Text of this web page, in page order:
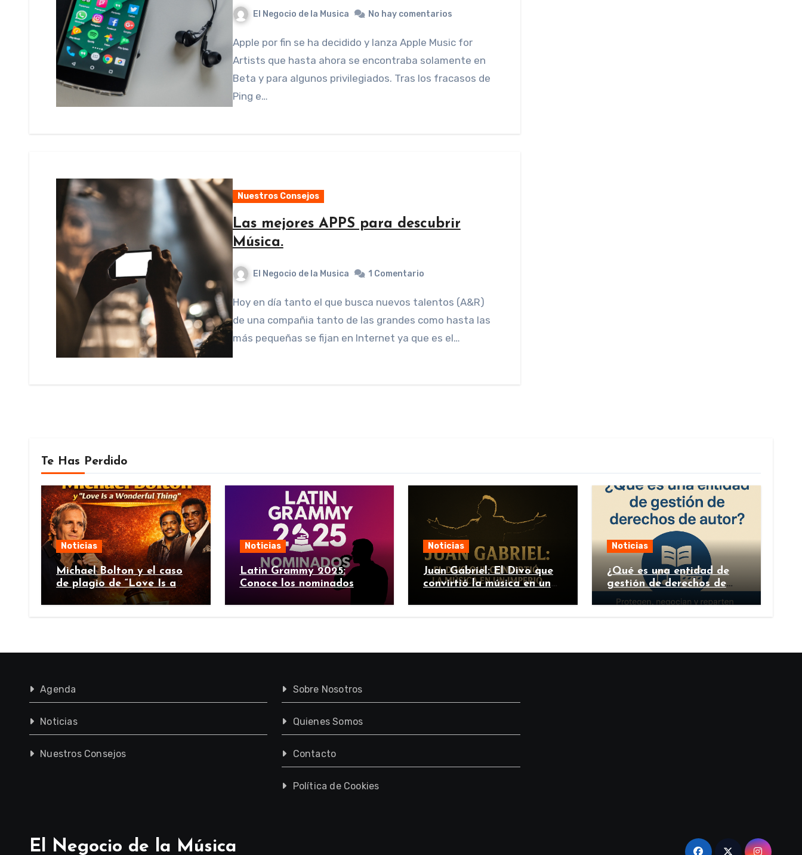
El Negocio de la Musica No hay comentarios
Apple por fin se ha decidido y lanza Apple Music for
Artists que hasta ahora se encontraba solamente en
Beta y para algunos privilegiados. Tras los fracasos de
Ping e…
Nuestros Consejos
Las mejores APPS para descubrir
Música.
El Negocio de la Musica 1 Comentario
Hoy en día tanto el que busca nuevos talentos (A&R)
de una compañia tanto de las grandes como hasta las
más pequeñas se fijan en Internet ya que es el…
Te Has Perdido
Noticias
Michael Bolton y el caso
de plagio de “Love Is a
Wonderful Thing”
Noticias
Latin Grammy 2025:
Conoce los nominados
Noticias
Juan Gabriel: El Divo que
convirtió la música en un
Noticias
¿Qué es una entidad de
gestión de derechos de
autor y por qué es
importante?
Agenda
Noticias
Nuestros Consejos
Sobre Nosotros
Quienes Somos
Contacto
Política de Cookies
El Negocio de la Música